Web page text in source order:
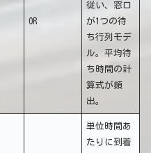
OR
従い、窓口
が1つの待
ち行列モデ
ル。平均待
ち時間の計
算式が頻
出。
単位時間あ
たりに到着